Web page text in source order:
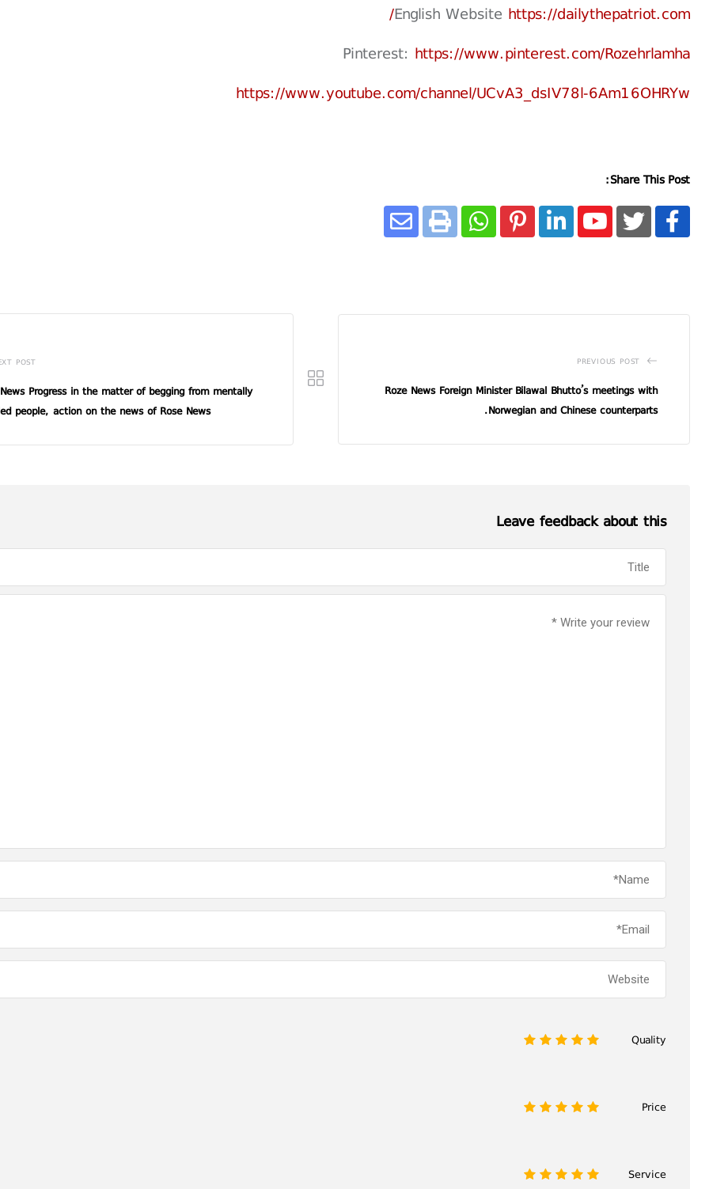
English Website https://dailythepatriot.com/
Pinterest: https://www.pinterest.com/Rozehrlamha
https://www.youtube.com/channel/UCvA3_dsIV78l-6Am16OHRYw
Share This Post:
PREVIOUS POST
Roze News Foreign Minister Bilawal Bhutto’s meetings with
Norwegian and Chinese counterparts.
POST
Progress in the matter of begging from mentally
people, action on the news of Rose News
Leave feedback about this
Quality
5
4
3
2
Price
5
4
3
2
Service
5
4
3
2